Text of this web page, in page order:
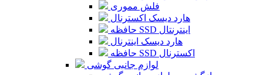
فلش مموری
هارد دیسک اکسترنال
حافظه SSD اینترنتال
هارد دیسک اینترنال
حافظه SSD اکسترنال
لوازم جانبی گوشی